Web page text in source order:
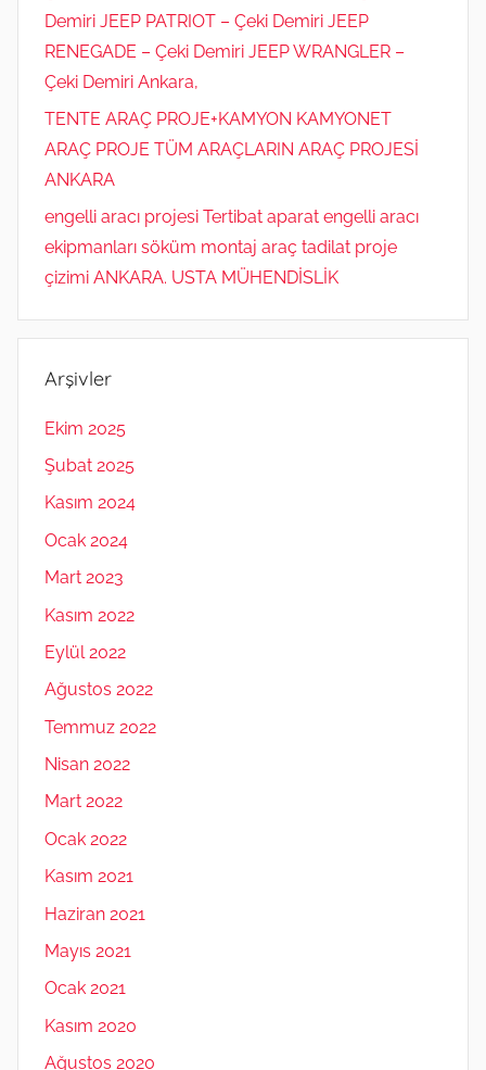
Demiri JEEP PATRIOT – Çeki Demiri JEEP
RENEGADE – Çeki Demiri JEEP WRANGLER –
Çeki Demiri Ankara,
TENTE ARAÇ PROJE+KAMYON KAMYONET
ARAÇ PROJE TÜM ARAÇLARIN ARAÇ PROJESİ
ANKARA
engelli aracı projesi Tertibat aparat engelli aracı
ekipmanları söküm montaj araç tadilat proje
çizimi ANKARA. USTA MÜHENDİSLİK
Arşivler
Ekim 2025
Şubat 2025
Kasım 2024
Ocak 2024
Mart 2023
Kasım 2022
Eylül 2022
Ağustos 2022
Temmuz 2022
Nisan 2022
Mart 2022
Ocak 2022
Kasım 2021
Haziran 2021
Mayıs 2021
Ocak 2021
Kasım 2020
Ağustos 2020